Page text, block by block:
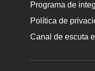
Programa de
Política de
Canal de escuta